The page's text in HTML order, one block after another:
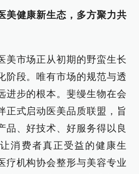
美健康新生态，多方聚力共
美市场正从初期的野蛮生长
阶段。唯有市场的规范与透
进步的根本。斐缦生物在会
正式启动医美品质联盟，旨
品、好技术、好服务得以良
消费者真正受益的健康生
疗机构协会整形与美容专业